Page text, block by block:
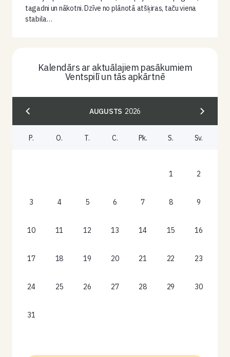
tagadni un nākotni. Dzīve no plānotā atšķiras, taču viena
stabila…
Kalendārs ar aktuālajiem pasākumiem
Ventspilī un tās apkārtnē
AUGUSTS 2026
P. O. T. C. Pk. S. Sv.
1 2
3 4 5 6 7 8 9
10 11 12 13 14 15 16
17 18 19 20 21 22 23
24 25 26 27 28 29 30
31